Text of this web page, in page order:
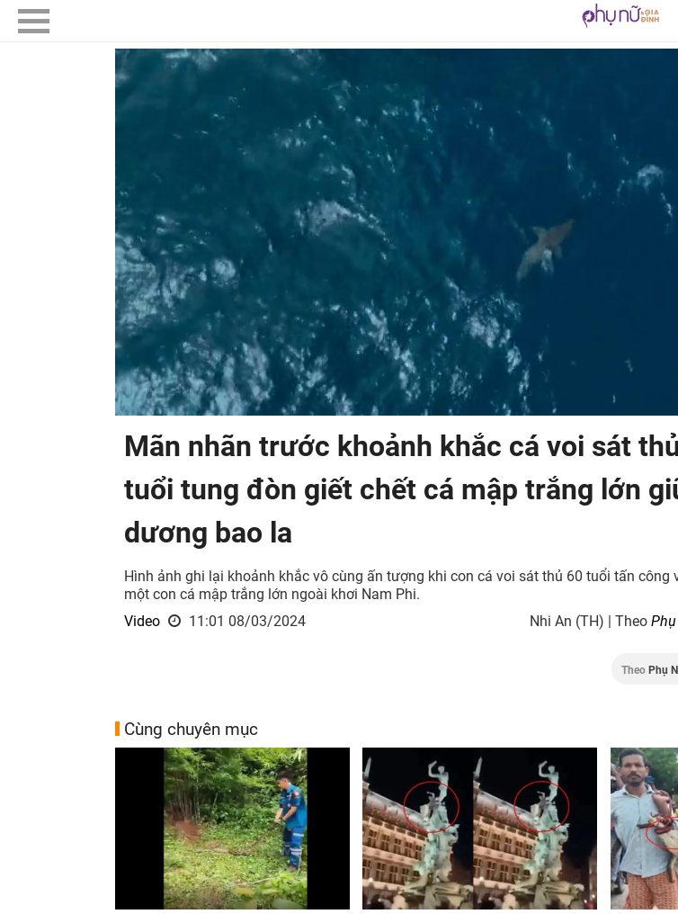
Mãn nhãn trước khoảnh khắc cá voi sát
tuổi tung đòn giết chết cá mập trắng lớn
dương bao la
Hình ảnh ghi lại khoảnh khắc vô cùng ấn tượng khi con cá voi sát thủ 60 tuổi tấn công
một con cá mập trắng lớn ngoài khơi Nam Phi.
Video
11:01 08/03/2024 Nhi An (TH) | Theo
TheoPhụ
Cùng chuyên mục